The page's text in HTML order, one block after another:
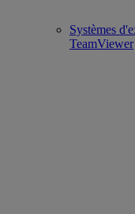
Systèmes
TeamViewer